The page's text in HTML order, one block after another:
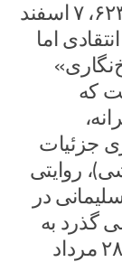
روزنامه ی دنیای اقتصاد، شماره ۶۲۳۶، ۷ اسفند
اما
که
جزئیات
روایتی
در
گذرد به
نقد دیدگاه غنی‌نژاد درباره کودتای ۲۸ مرداد